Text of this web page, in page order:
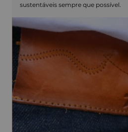
sustentáveis sempre que possível.